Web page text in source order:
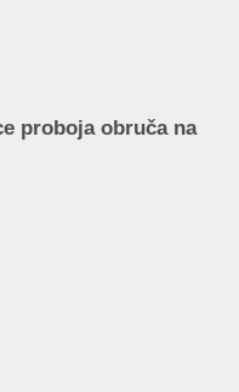
proboja obruča na